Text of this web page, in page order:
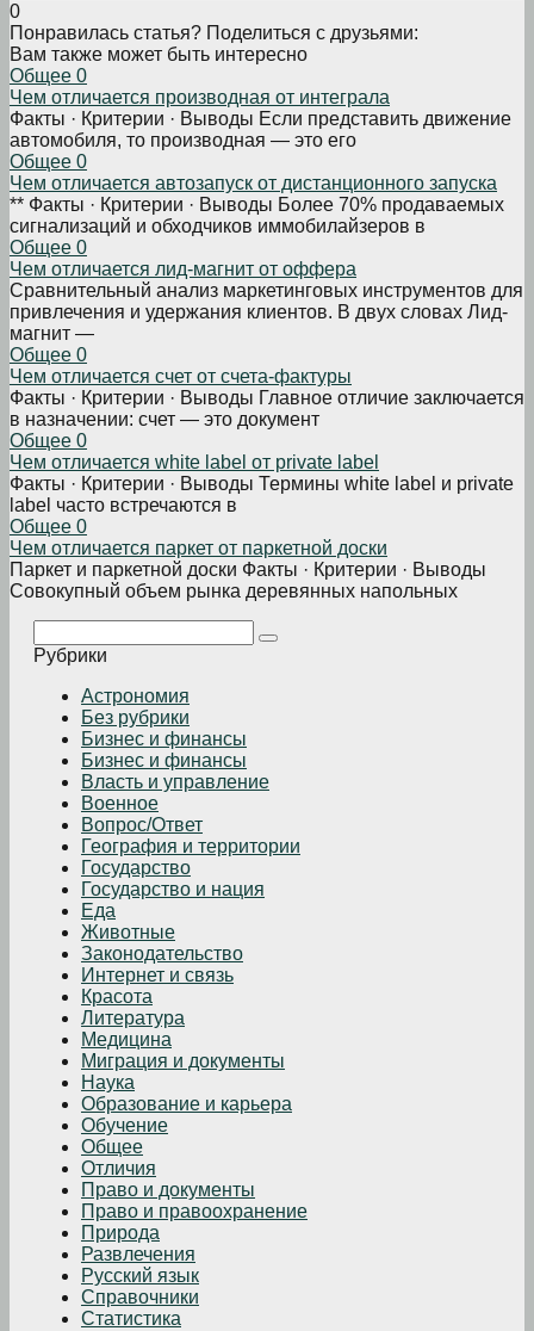
0
Понравилась статья? Поделиться с друзьями:
Вам также может быть интересно
Общее 0
Чем отличается производная от интеграла
Факты · Критерии · Выводы Если представить движение
автомобиля, то производная — это его
Общее 0
Чем отличается автозапуск от дистанционного запуска
** Факты · Критерии · Выводы Более 70% продаваемых
сигнализаций и обходчиков иммобилайзеров в
Общее 0
Чем отличается лид-магнит от оффера
Сравнительный анализ маркетинговых инструментов для
привлечения и удержания клиентов. В двух словах Лид-
магнит —
Общее 0
Чем отличается счет от счета-фактуры
Факты · Критерии · Выводы Главное отличие заключается
в назначении: счет — это документ
Общее 0
Чем отличается white label от private label
Факты · Критерии · Выводы Термины white label и private
label часто встречаются в
Общее 0
Чем отличается паркет от паркетной доски
Паркет и паркетной доски Факты · Критерии · Выводы
Совокупный объем рынка деревянных напольных
Рубрики
Астрономия
Без рубрики
Бизнеc и финансы
Бизнес и финансы
Власть и управление
Военное
Вопрос/Ответ
География и территории
Государство
Государство и нация
Еда
Животные
Законодательство
Интернет и связь
Красота
Литература
Медицина
Миграция и документы
Наука
Образование и карьера
Обучение
Общее
Отличия
Право и документы
Право и правоохранение
Природа
Развлечения
Русский язык
Справочники
Статистика